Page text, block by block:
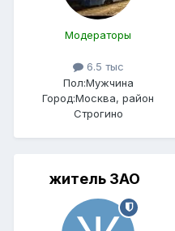
Модераторы
6.5 тыс
Пол:Мужчина
Город:Москва, район
Строгино
житель ЗАО